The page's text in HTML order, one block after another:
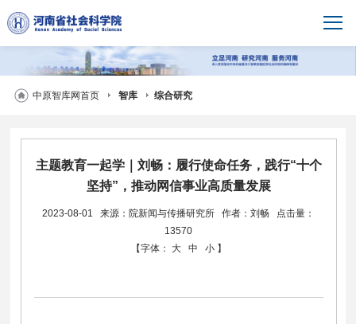
中原智库网首页 智库 综合研究
主题教育一起学｜刘畅：履行使命任务，践行“十个
坚持”，推动网信事业高质量发展
2023-08-01 来源：院新闻与传播研究所 作者：刘畅
点击量：
13570
【字体：
大 中 小 】